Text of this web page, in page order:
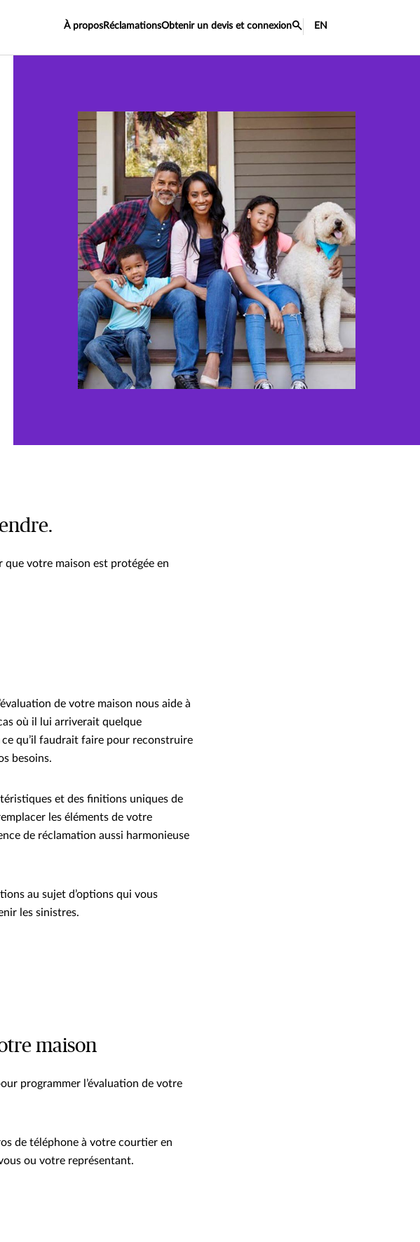
À propos RéclamationsObtenir un devis et connexion EN
que votre maison est protégée en
de votre maison nous aide à
où il lui arriverait quelque
qu’il faudrait faire pour reconstruire
besoins.
et des finitions uniques de
les éléments de votre
de réclamation aussi harmonieuse
au sujet d’options qui vous
les sinistres.
maison
programmer l’évaluation de votre
de téléphone à votre courtier en
ou votre représentant.